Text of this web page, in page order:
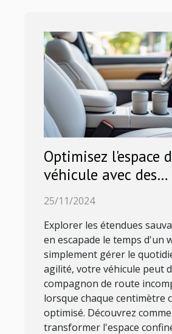
Optimisez l'espace
véhicule avec des
accessoires
25/11/2024
Explorer les étendues
en escapade le temps d'un
simplement gérer le
agilité, votre véhicule peut
compagnon de route
lorsque chaque centimètre
optimisé. Découvrez
transformer l'espace